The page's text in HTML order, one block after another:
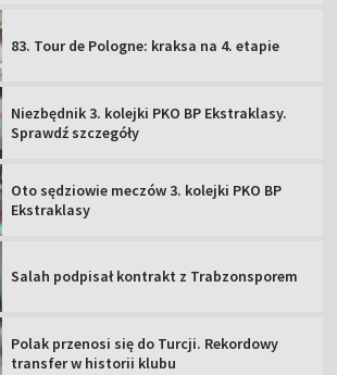
83. Tour de Pologne: kraksa na 4. etapie
Niezbędnik 3. kolejki PKO BP Ekstraklasy.
Sprawdź szczegóły
Oto sędziowie meczów 3. kolejki PKO BP
Ekstraklasy
Salah podpisał kontrakt z Trabzonsporem
Polak przenosi się do Turcji. Rekordowy
transfer w historii klubu